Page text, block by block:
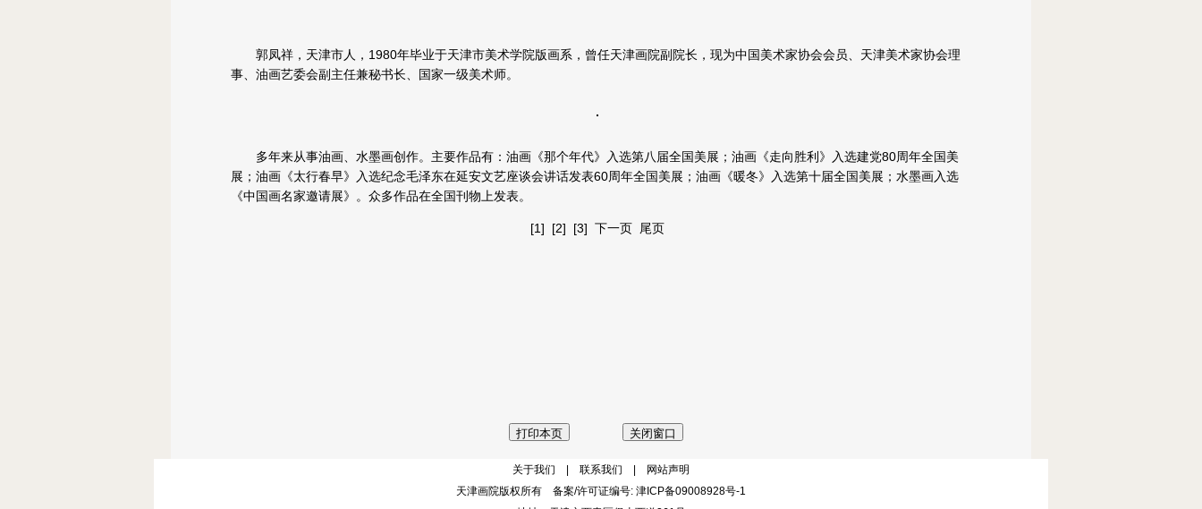
郭凤祥，天津市人，1980年毕业于天津市美术学院版画系，曾任天津画院副院长，现为中国美术家协会会员、天津美术家协会理
事、油画艺委会副主任兼秘书长、国家一级美术师。
多年来从事油画、水墨画创作。主要作品有：油画《那个年代》入选第八届全国美展；油画《走向胜利》入选建党80周年全国美
展；油画《太行春早》入选纪念毛泽东在延安文艺座谈会讲话发表60周年全国美展；油画《暖冬》入选第十届全国美展；水墨画入选
《中国画名家邀请展》。众多作品在全国刊物上发表。
[1] [2] [3] 下一页 尾页
关于我们 | 联系我们 | 网站声明
天津画院版权所有 备案/许可证编号: 津ICP备09008928号-1